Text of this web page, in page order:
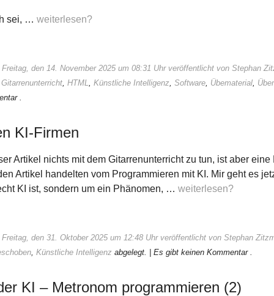
sei, … weiterlesen?
den 14. November 2025 um 08:31 Uhr veröffentlicht von Stephan
Gitarrenunterricht, HTML, Künstliche Intelligenz, Software, Übematerial,
.
KI-Firmen
Artikel nichts mit dem Gitarrenunterricht zu tun, ist aber eine
Artikel handelten vom Programmieren mit KI. Mir geht es
KI ist, sondern um ein Phänomen, … weiterlesen?
den 31. Oktober 2025 um 12:48 Uhr veröffentlicht von Stephan
, Künstliche Intelligenz abgelegt. | Es gibt keinen Kommentar .
KI – Metronom programmieren (2)